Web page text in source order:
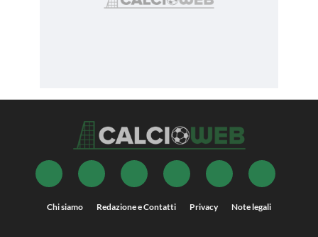
Chi siamo Redazione e Contatti Privacy Note legali